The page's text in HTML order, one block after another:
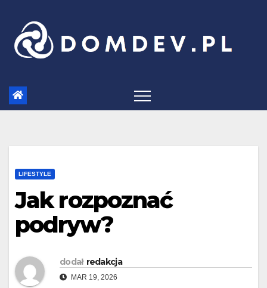
content
LIFESTYLE
Jak rozpoznać
podryw?
dodał redakcja
MAR 19, 2026